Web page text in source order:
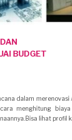
BUDGET
dalam
menghitung
lihat profil